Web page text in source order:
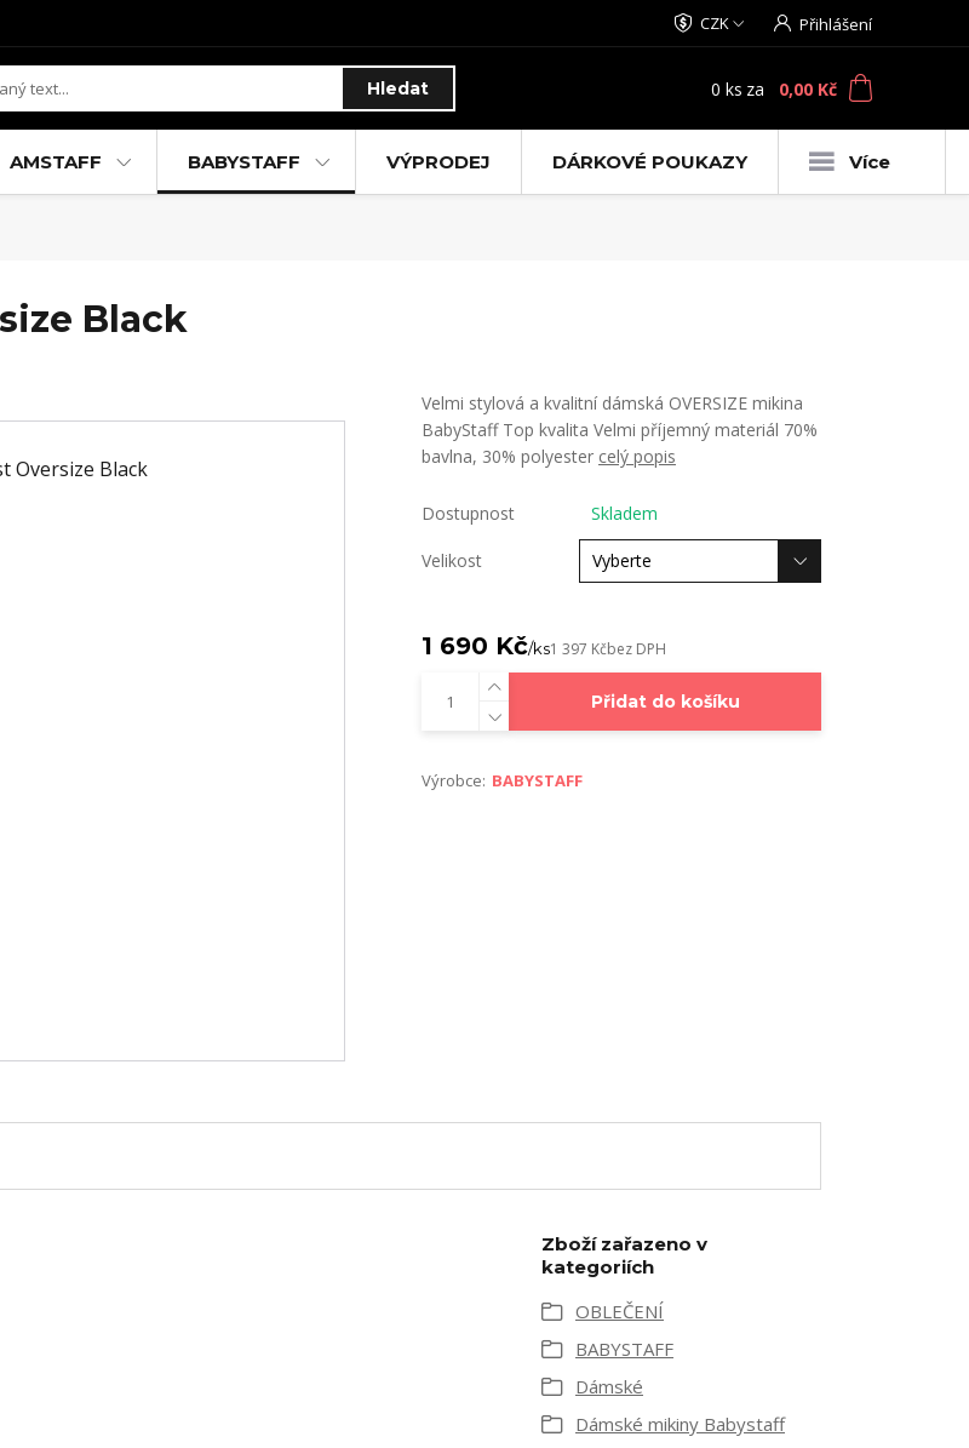
CZK Přihlášení
Hledat 0 ks za 0,00 Kč
AMSTAFF BABYSTAFF VÝPRODEJ DÁRKOVÉ POUKAZY Více
Black
Velmi stylová a kvalitní dámská OVERSIZE mikina
BabyStaff Top kvalita Velmi příjemný materiál 70%
bavlna, 30% polyester celý popis
Dostupnost Skladem
Velikost
1 690 Kč/ks1 397 Kčbez DPH
Přidat do košíku
Výrobce: BABYSTAFF
Zboží zařazeno v
kategoriích
OBLEČENÍ
BABYSTAFF
Dámské
Dámské mikiny Babystaff